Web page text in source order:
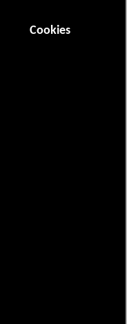
Cookies
dirigida por
Broken Sword,
de Qin Emperor (
de 01 hr 39 min (99
en